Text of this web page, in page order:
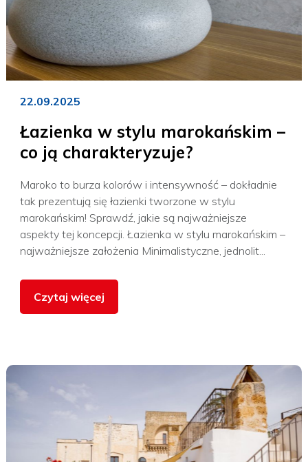
22.09.2025
Łazienka w stylu marokańskim –
co ją charakteryzuje?
Maroko to burza kolorów i intensywność – dokładnie
tak prezentują się łazienki tworzone w stylu
marokańskim! Sprawdź, jakie są najważniejsze
aspekty tej koncepcji. Łazienka w stylu marokańskim –
najważniejsze założenia Minimalistyczne, jednolit...
Czytaj więcej